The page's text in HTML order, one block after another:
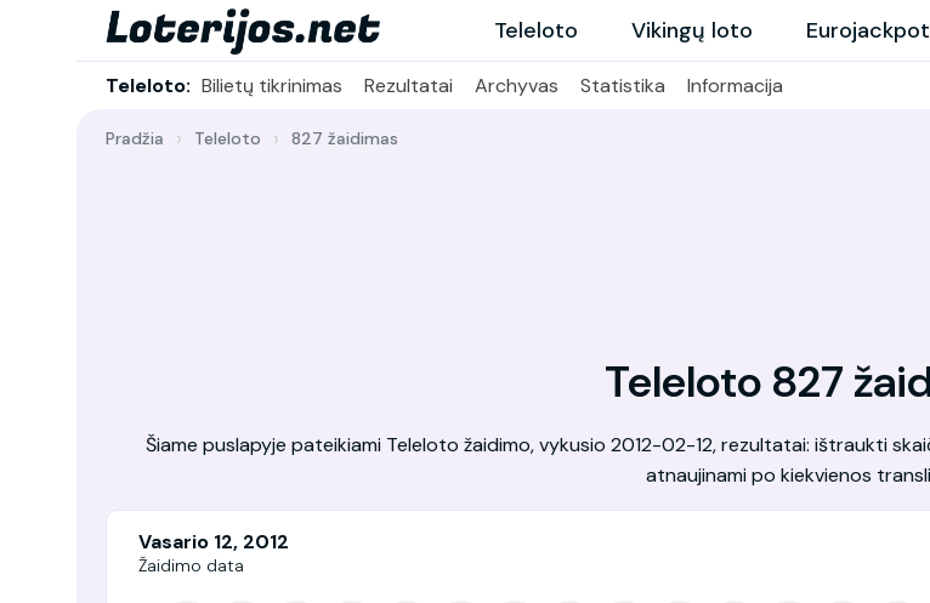
Teleloto Vikingų loto Eurojackpot
Teleloto: Bilietų tikrinimas Rezultatai Archyvas Statistika Informacija
Pradžia Teleloto 827 žaidimas
Teleloto 827
Šiame puslapyje pateikiami Teleloto žaidimo, vykusio 2012-02-12, rezultatai: ištraukti
atnaujinami po kiekvienos
Vasario 12, 2012
Žaidimo data